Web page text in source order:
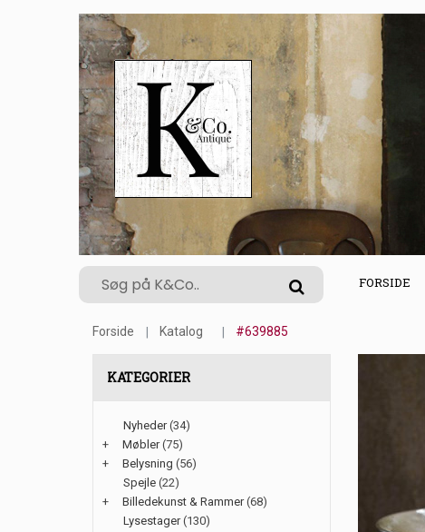
FORSIDE
Forside Katalog #639885
KATEGORIER
Nyheder(34)
+
Møbler(75)
+
Belysning (56)
Spejle (22)
+
Billedekunst & Rammer(68)
Lysestager(130)